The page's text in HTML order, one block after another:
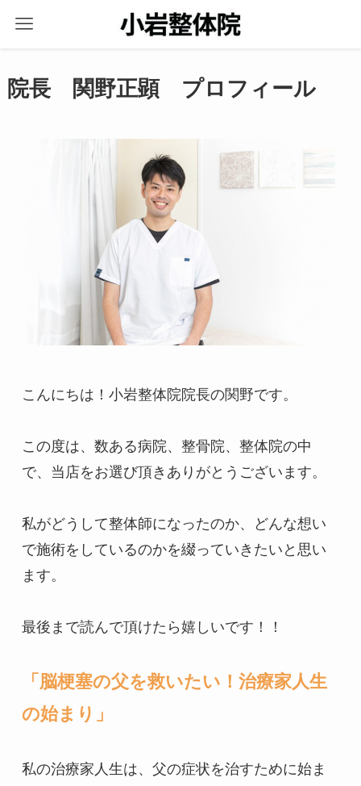
院長 関野正顕 プロフィール
こんにちは！小岩整体院院長の関野です。
この度は、数ある病院、整骨院、整体院の中
で、当店をお選び頂きありがとうございます。
私がどうして整体師になったのか、どんな想い
で施術をしているのかを綴っていきたいと思い
ます。
最後まで読んで頂けたら嬉しいです！！
「脳梗塞の父を救いたい！治療家人生
の始まり」
私の治療家人生は、父の症状を治すために始ま